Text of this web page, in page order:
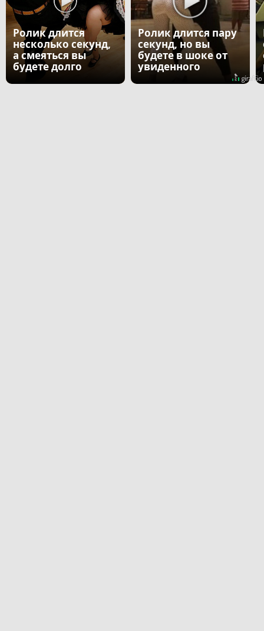
Ролик длится
несколько секунд,
а смеяться вы
будете долго
Ролик длится пару
секунд, но вы
будете в шоке от
увиденного